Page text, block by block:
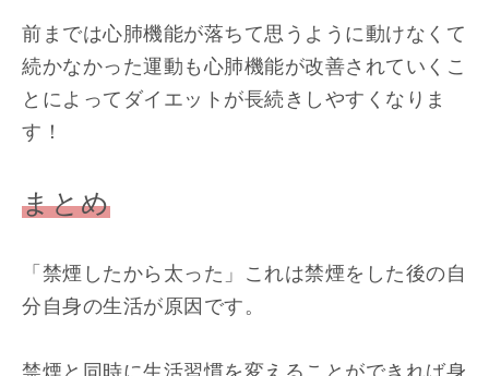
前までは心肺機能が落ちて思うように動けなくて
続かなかった運動も心肺機能が改善されていくこ
とによってダイエットが長続きしやすくなりま
す！
まとめ
「禁煙したから太った」これは禁煙をした後の自
分自身の生活が原因です。
禁煙と同時に生活習慣を変えることができれば身